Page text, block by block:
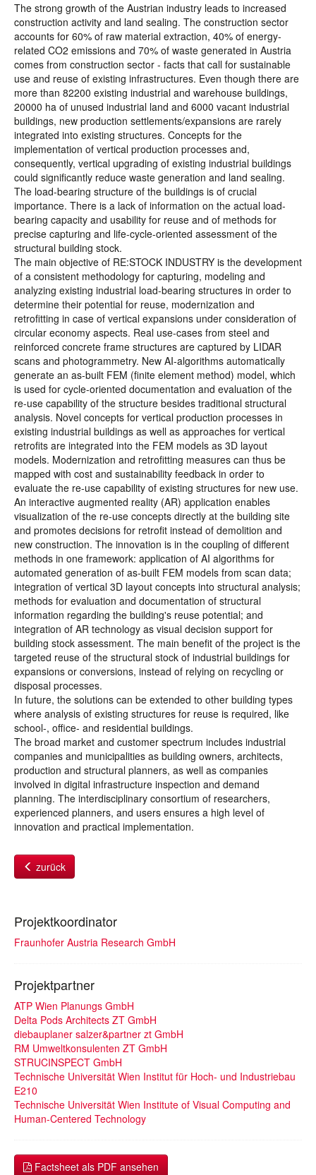
The strong growth of the Austrian industry leads to increased
construction activity and land sealing. The construction sector
accounts for 60% of raw material extraction, 40% of energy-
related CO2 emissions and 70% of waste generated in Austria
comes from construction sector - facts that call for sustainable
use and reuse of existing infrastructures. Even though there are
more than 82200 existing industrial and warehouse buildings,
20000 ha of unused industrial land and 6000 vacant industrial
buildings, new production settlements/expansions are rarely
integrated into existing structures. Concepts for the
implementation of vertical production processes and,
consequently, vertical upgrading of existing industrial buildings
could significantly reduce waste generation and land sealing.
The load-bearing structure of the buildings is of crucial
importance. There is a lack of information on the actual load-
bearing capacity and usability for reuse and of methods for
precise capturing and life-cycle-oriented assessment of the
structural building stock.
The main objective of RE:STOCK INDUSTRY is the development
of a consistent methodology for capturing, modeling and
analyzing existing industrial load-bearing structures in order to
determine their potential for reuse, modernization and
retrofitting in case of vertical expansions under consideration of
circular economy aspects. Real use-cases from steel and
reinforced concrete frame structures are captured by LIDAR
scans and photogrammetry. New AI-algorithms automatically
generate an as-built FEM (finite element method) model, which
is used for cycle-oriented documentation and evaluation of the
re-use capability of the structure besides traditional structural
analysis. Novel concepts for vertical production processes in
existing industrial buildings as well as approaches for vertical
retrofits are integrated into the FEM models as 3D layout
models. Modernization and retrofitting measures can thus be
mapped with cost and sustainability feedback in order to
evaluate the re-use capability of existing structures for new use.
An interactive augmented reality (AR) application enables
visualization of the re-use concepts directly at the building site
and promotes decisions for retrofit instead of demolition and
new construction. The innovation is in the coupling of different
methods in one framework: application of AI algorithms for
automated generation of as-built FEM models from scan data;
integration of vertical 3D layout concepts into structural analysis;
methods for evaluation and documentation of structural
information regarding the building's reuse potential; and
integration of AR technology as visual decision support for
building stock assessment. The main benefit of the project is the
targeted reuse of the structural stock of industrial buildings for
expansions or conversions, instead of relying on recycling or
disposal processes.
In future, the solutions can be extended to other building types
where analysis of existing structures for reuse is required, like
school-, office- and residential buildings.
The broad market and customer spectrum includes industrial
companies and municipalities as building owners, architects,
production and structural planners, as well as companies
involved in digital infrastructure inspection and demand
planning. The interdisciplinary consortium of researchers,
experienced planners, and users ensures a high level of
innovation and practical implementation.
zurück
Projektkoordinator
Fraunhofer Austria Research GmbH
Projektpartner
ATP Wien Planungs GmbH
Delta Pods Architects ZT GmbH
diebauplaner salzer&partner zt GmbH
RM Umweltkonsulenten ZT GmbH
STRUCINSPECT GmbH
Technische Universität Wien Institut für Hoch- und Industriebau
E210
Technische Universität Wien Institute of Visual Computing and
Human-Centered Technology
Factsheet als PDF ansehen